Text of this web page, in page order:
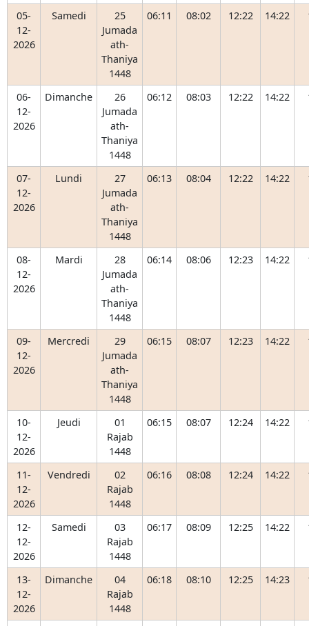
05-
12-
2026
Samedi
25
Jumada
ath-
Thaniya
1448
06:11 08:02 12:22 14:22
06-
12-
2026
Dimanche
26
Jumada
ath-
Thaniya
1448
06:12 08:03 12:22 14:22
07-
12-
2026
Lundi
27
Jumada
ath-
Thaniya
1448
06:13 08:04 12:22 14:22
08-
12-
2026
Mardi
28
Jumada
ath-
Thaniya
1448
06:14 08:06 12:23 14:22
09-
12-
2026
Mercredi
29
Jumada
ath-
Thaniya
1448
06:15 08:07 12:23 14:22
10-
12-
2026
Jeudi
01
Rajab
1448
06:15 08:07 12:24 14:22
11-
12-
2026
Vendredi
02
Rajab
1448
06:16 08:08 12:24 14:22
12-
12-
2026
Samedi
03
Rajab
1448
06:17 08:09 12:25 14:22
13-
12-
2026
Dimanche
04
Rajab
1448
06:18 08:10 12:25 14:23